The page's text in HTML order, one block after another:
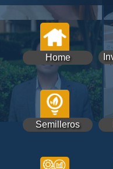
Home
Semilleros